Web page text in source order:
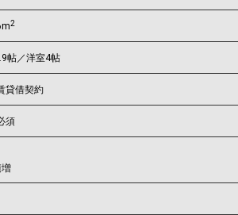
2
帖／洋室4帖
貸借契約
須